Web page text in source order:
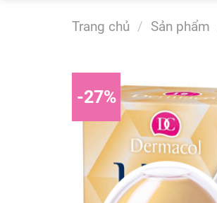
Trang chủ / Sản phẩm
-27%